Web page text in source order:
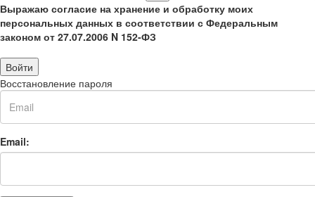
Выражаю согласие на хранение и обработку моих
персональных данных в соответствии с Федеральным
законом от 27.07.2006 N 152-ФЗ
Войти
Восстановление пароля
Email: